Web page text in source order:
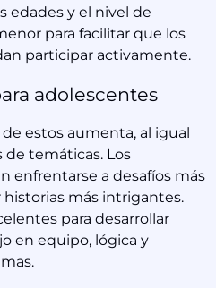
edades y el nivel de
para facilitar que los
participar activamente.
adolescentes
estos aumenta, al igual
de temáticas. Los
enfrentarse a desafíos más
más intrigantes.
para desarrollar
en equipo, lógica y